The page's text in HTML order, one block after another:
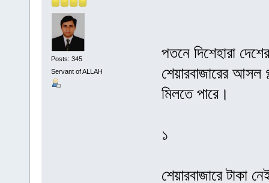
Posts: 345
Servant of ALLAH
পতনে দিশেহারা
শেয়ারবাজারের আসল
মিলতে পারে।
১
শেয়ারবাজারে টাকা